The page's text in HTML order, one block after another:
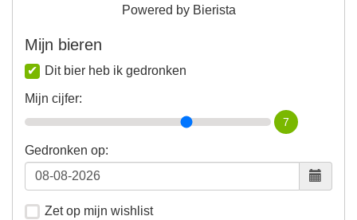
Powered by Bierista
Mijn bieren
Dit bier heb ik gedronken
Mijn cijfer:
7
Gedronken op:
Zet op mijn wishlist